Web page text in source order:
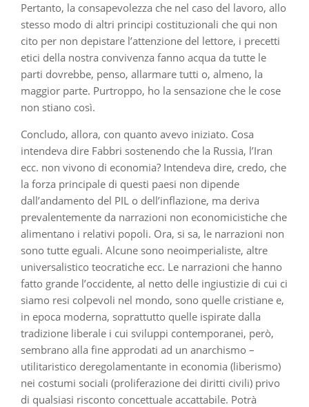
Pertanto, la consapevolezza che nel caso del lavoro, allo
stesso modo di altri principi costituzionali che qui non
cito per non depistare l’attenzione del lettore, i precetti
etici della nostra convivenza fanno acqua da tutte le
parti dovrebbe, penso, allarmare tutti o, almeno, la
maggior parte. Purtroppo, ho la sensazione che le cose
non stiano così.
Concludo, allora, con quanto avevo iniziato. Cosa
intendeva dire Fabbri sostenendo che la Russia, l’Iran
ecc. non vivono di economia? Intendeva dire, credo, che
la forza principale di questi paesi non dipende
dall’andamento del PIL o dell’inflazione, ma deriva
prevalentemente da narrazioni non economicistiche che
alimentano i relativi popoli. Ora, si sa, le narrazioni non
sono tutte eguali. Alcune sono neoimperialiste, altre
universalistico teocratiche ecc. Le narrazioni che hanno
fatto grande l’occidente, al netto delle ingiustizie di cui ci
siamo resi colpevoli nel mondo, sono quelle cristiane e,
in epoca moderna, soprattutto quelle ispirate dalla
tradizione liberale i cui sviluppi contemporanei, però,
sembrano alla fine approdati ad un anarchismo –
utilitaristico deregolamentante in economia (liberismo)
nei costumi sociali (proliferazione dei diritti civili) privo
di qualsiasi risconto concettuale accattabile. Potrà